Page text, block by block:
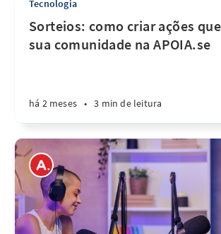
Tecnologia
Sorteios: como criar ações
sua comunidade na APOIA.se
há 2 meses • 3 min de leitura